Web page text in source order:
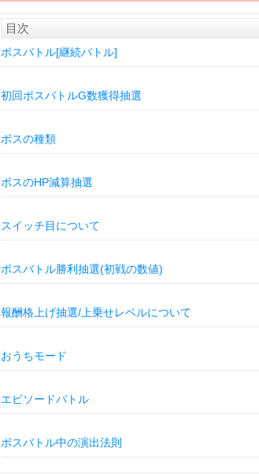
目次
ボスバトル[継続バトル]
初回ボスバトルG数獲得抽選
ボスの種類
ボスのHP減算抽選
スイッチ目について
ボスバトル勝利抽選(初戦の数値)
報酬格上げ抽選/上乗せレベルについて
おうちモード
エピソードバトル
ボスバトル中の演出法則